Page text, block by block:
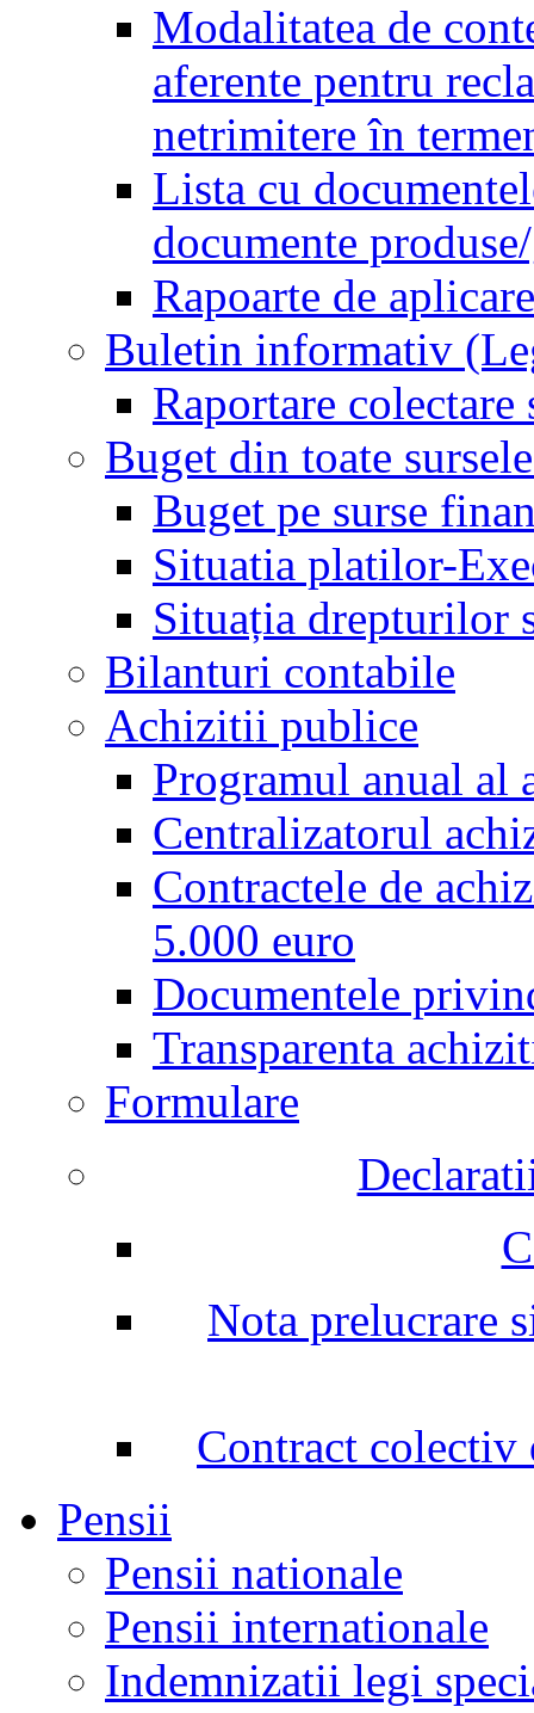
Modalitatea de
aferente pentru
netrimitere în
Lista cu
documente
Rapoarte de
Buletin informativ
Raportare colectare
Buget din toate
Buget pe surse
Situatia platilor-
Situația drepturilor
Bilanturi contabile
Achizitii publice
Programul anual
Centralizatorul
Contractele de
5.000 euro
Documentele
Transparenta
Formulare
Nota prelucrare
Contract colectiv
Pensii
Pensii nationale
Pensii internationale
Indemnizatii legi